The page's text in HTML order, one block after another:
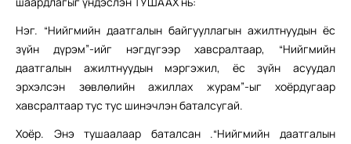
Нэг. “Нийгмийн даатгалын байгууллагын ажилтнуудын ёс
зүйн дүрэм”-ийг нэгдүгээр хавсралтаар, “Нийгмийн
даатгалын ажилтнуудын мэргэжил, ёс зүйн асуудал
эрхэлсэн зөвлөлийн ажиллах журам”-ыг хоёрдугаар
хавсралтаар тус тус шинэчлэн баталсугай.
Хоёр. Энэ тушаалаар баталсан .“Нийгмийн даатгалын